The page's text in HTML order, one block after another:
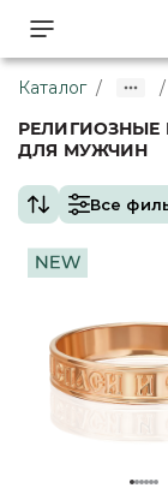
Каталог / /
РЕЛИГИОЗНЫЕ
ДЛЯ МУЖЧИН
Все